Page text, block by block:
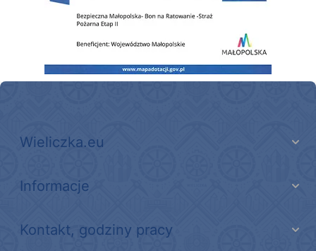
Wieliczka.eu
Informacje
Kontakt, godziny pracy